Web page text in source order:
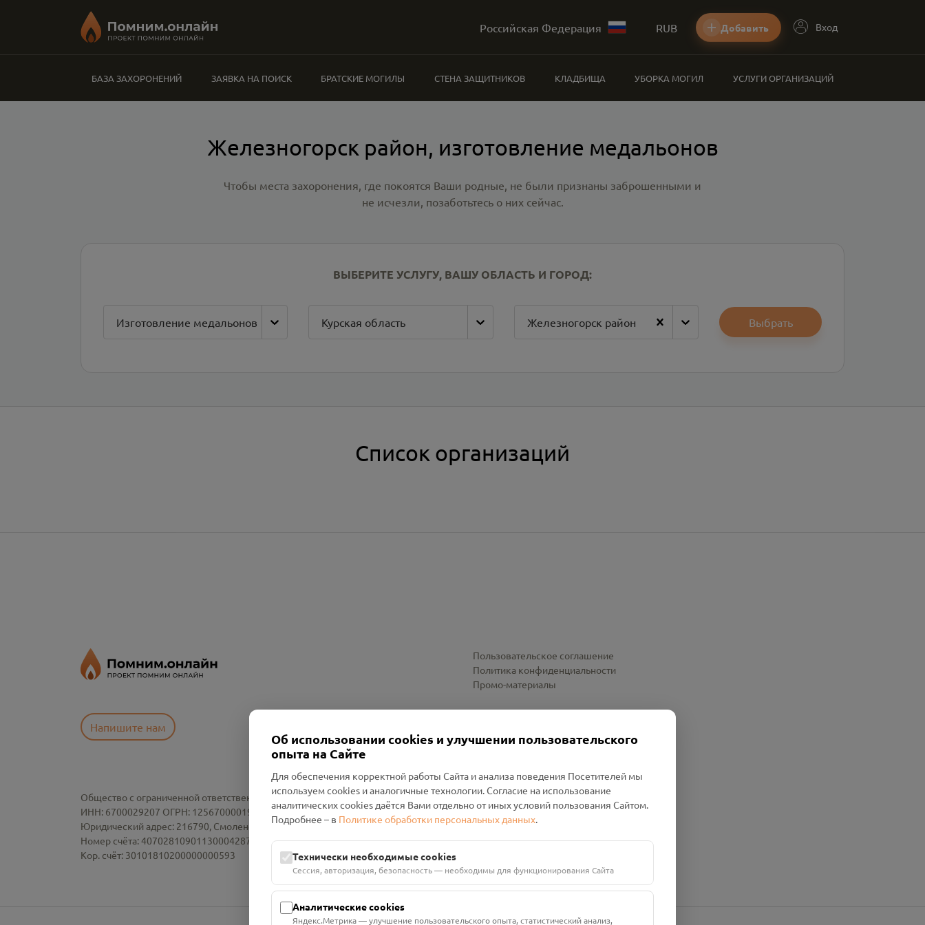
Российская Федерация RUB Добавить Вход
БАЗА ЗАХОРОНЕНИЙ ЗАЯВКА НА ПОИСК БРАТСКИЕ МОГИЛЫ СТЕНА ЗАЩИТНИКОВ КЛАДБИЩА УБОРКА МОГИЛ УСЛУГИ ОРГАНИЗАЦИЙ
Железногорск район, изготовление медальонов
Чтобы места захоронения, где покоятся Ваши родные, не были признаны заброшенными и
не исчезли, позаботьтесь о них сейчас.
ВЫБЕРИТЕ УСЛУГУ, ВАШУ ОБЛАСТЬ И ГОРОД:
Изготовление медальонов Курская область Железногорск район Выбрать
Список организаций
Напишите нам
Пользовательское соглашение
Политика конфиденциальности
Промо-материалы
Общество с ограниченной ответственностью «Смоленский Проект Помним»
ИНН: 6700029207 ОГРН: 1256700001986
Юридический адрес: 216790, Смоленская область, р-н Руднянский, г. Рудня, улица Западная, д. 26А, пом. 18
Номер счёта: 40702810901130004287 в АО "АЛЬФА-БАНК"
Кор. счёт: 30101810200000000593
Об использовании cookies и улучшении пользовательского
опыта на Сайте
Для обеспечения корректной работы Сайта и анализа поведения Посетителей мы
используем cookies и аналогичные технологии. Согласие на использование
аналитических cookies даётся Вами отдельно от иных условий пользования Сайтом.
Подробнее – в Политике обработки персональных данных.
Технически необходимые cookies
Сессия, авторизация, безопасность — необходимы для функционирования Сайта
Аналитические cookies
Яндекс.Метрика — улучшение пользовательского опыта, статистический анализ,